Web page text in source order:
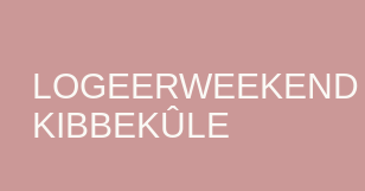
KIBBEKÛLE